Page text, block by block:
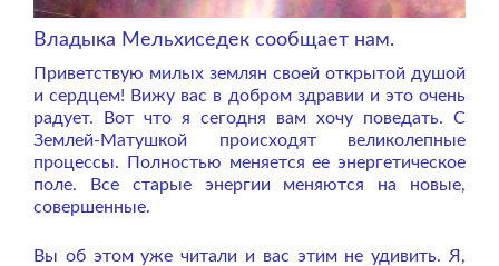
Владыка Мельхиседек сообщает нам.
Приветствую милых землян своей открытой душой
и сердцем! Вижу вас в добром здравии и это очень
радует. Вот что я сегодня вам хочу поведать. С
Землей-Матушкой происходят великолепные
процессы. Полностью меняется ее энергетическое
поле. Все старые энергии меняются на новые,
совершенные.
Вы об этом уже читали и вас этим не удивить. Я,